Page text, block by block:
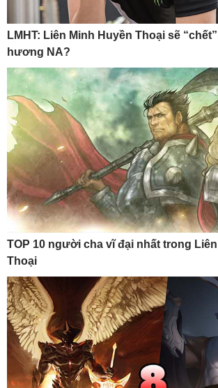
LMHT: Liên Minh Huyền Thoại sẽ
hương NA?
TOP 10 người cha vĩ đại nhất trong
Thoại